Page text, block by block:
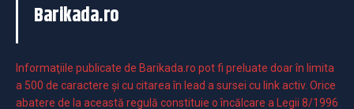
Barikada.ro
Informaţiile publicate de Barikada.ro pot fi preluate doar în limita
a 500 de caractere şi cu citarea în lead a sursei cu link activ. Orice
abatere de la această regulă constituie o încălcare a Legii 8/1996